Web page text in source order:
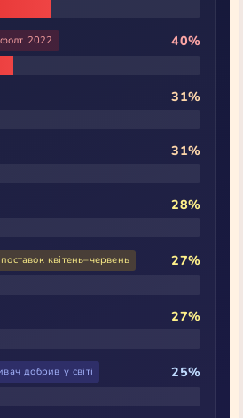
2022 40%
31%
31%
28%
квітень–червень 27%
27%
добрив у світі 25%